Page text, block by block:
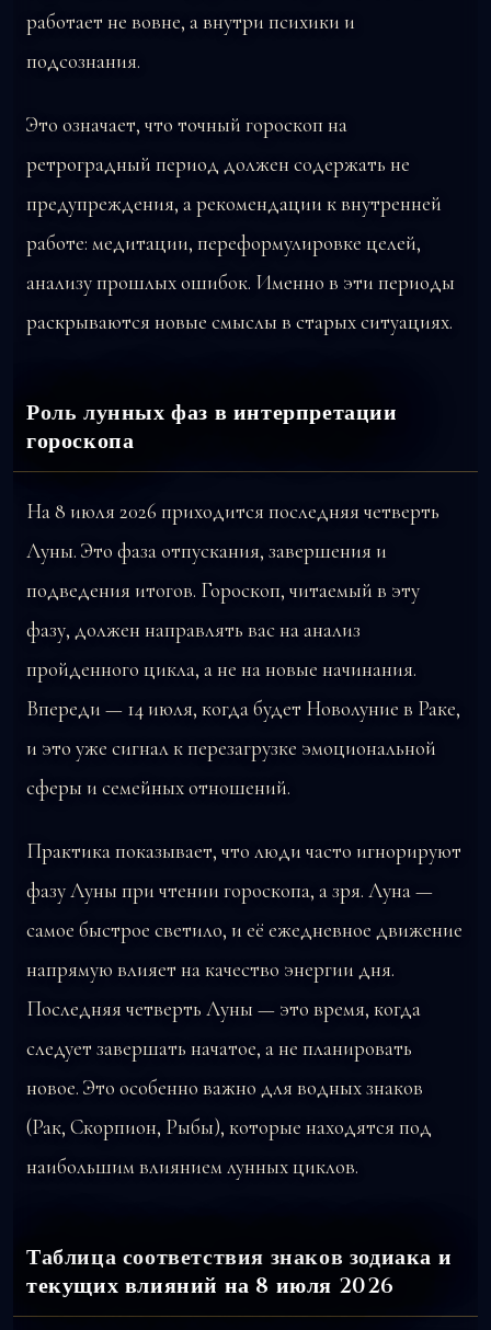
работает не вовне, а внутри психики и
подсознания.
Это означает, что точный гороскоп на
ретроградный период должен содержать не
предупреждения, а рекомендации к внутренней
работе: медитации, переформулировке целей,
анализу прошлых ошибок. Именно в эти периоды
раскрываются новые смыслы в старых ситуациях.
Роль лунных фаз в интерпретации
гороскопа
На 8 июля 2026 приходится последняя четверть
Луны. Это фаза отпускания, завершения и
подведения итогов. Гороскоп, читаемый в эту
фазу, должен направлять вас на анализ
пройденного цикла, а не на новые начинания.
Впереди — 14 июля, когда будет Новолуние в Раке,
и это уже сигнал к перезагрузке эмоциональной
сферы и семейных отношений.
Практика показывает, что люди часто игнорируют
фазу Луны при чтении гороскопа, а зря. Луна —
самое быстрое светило, и её ежедневное движение
напрямую влияет на качество энергии дня.
Последняя четверть Луны — это время, когда
следует завершать начатое, а не планировать
новое. Это особенно важно для водных знаков
(Рак, Скорпион, Рыбы), которые находятся под
наибольшим влиянием лунных циклов.
Таблица соответствия знаков зодиака и
текущих влияний на 8 июля 2026